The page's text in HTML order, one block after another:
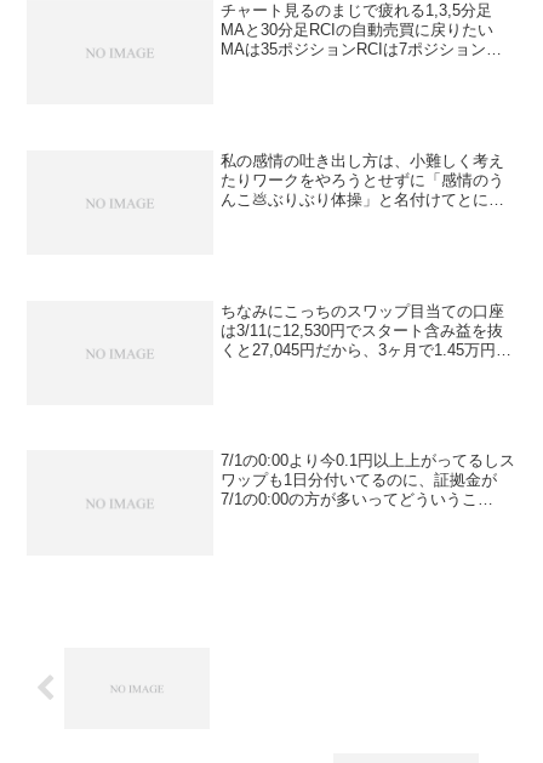
チャート見るのまじで疲れる1,3,5分足
MAと30分足RCIの自動売買に戻りたい
MAは35ポジションRCIは7ポジションく
私の感情の吐き出し方は、小難しく考え
たりワークをやろうとせずに「感情のう
んこ💩ぶりぶり体操」と名付けてとにか
ちなみにこっちのスワップ目当ての口座
は3/11に12,530円でスタート含み益を抜
くと27,045円だから、3ヶ月で1.45万円プ
7/1の0:00より今0.1円以上上がってるしス
ワップも1日分付いてるのに、証拠金が
7/1の0:00の方が多いってどういうこ